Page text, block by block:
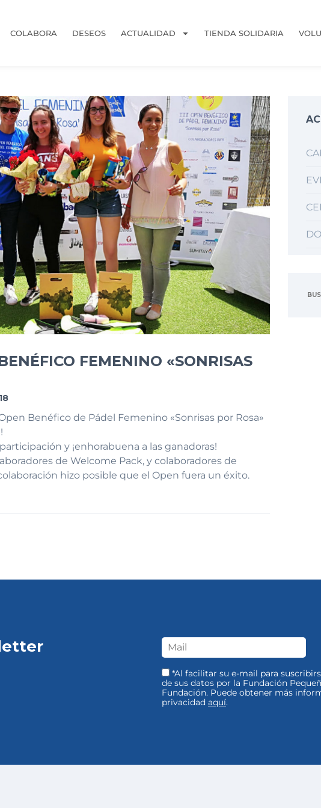
COLABORA DESEOS ACTUALIDAD TIENDA SOLIDARIA
FEMENINO «SONRISAS
Benéfico de Pádel Femenino «Sonrisas por Rosa»
y ¡enhorabuena a las ganadoras!
de Welcome Pack, y colaboradores de
hizo posible que el Open fuera un éxito.
*Al facilitar su e-mail para
de sus datos por la Fundación
Fundación. Puede obtener más
privacidad aquí.